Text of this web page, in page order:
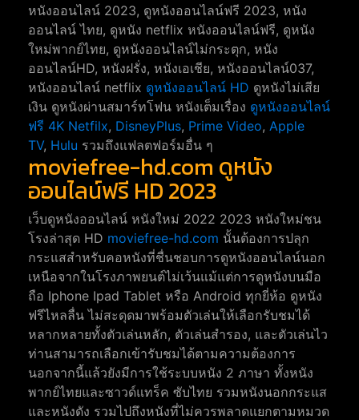
หนังออนไลน์ 2023, ดูหนังออนไลน์ฟรี 2023, หนัง
ออนไลน์ ไทย, ดูหนัง netflix หนังออนไลน์ฟรี, ดูหนัง
ใหม่พากย์ไทย, ดูหนังออนไลน์ไม่กระตุก, หนัง
ออนไลน์HD, หนังฝรั่ง, หนังเอเชีย, หนังออนไลน์037,
หนังออนไลน์ netflix ดูหนังออนไลน์ HD ดูหนังไม่เสีย
เงิน ดูหนังผ่านสมาร์ทโฟน หนังเต็มเรื่อง ดูหนังออนไลน์
ฟรี 4K Netfilx, DisneyPlus, Prime Video, Apple
TV, Hulu รวมถึงแฟลตฟอร์มอื่น ๆ
moviefree-hd.com ดูหนัง
ออนไลน์ฟรี HD 2023
เว็บดูหนังออนไลน์ หนังใหม่ 2022 2023 หนังใหม่ชน
โรงล่าสุด HD moviefree-hd.com นั้นต้องการปลุก
กระแสสำหรับคอหนังที่ชื่นชอบการดูหนังออนไลน์นอก
เหนือจากในโรงภาพยนต์ไม่เว้นแม้แต่การดูหนังบนมือ
ถือ Iphone Ipad Tablet หรือ Android ทุกยี่ห้อ ดูหนัง
ฟรีไหลลื่น ไม่สะดุดมาพร้อมตัวเล่นให้เลือกรับชมได้
หลากหลายทั้งตัวเล่นหลัก, ตัวเล่นสำรอง, และตัวเล่นไว
ท่านสามารถเลือกเข้ารับชมได้ตามความต้องการ
นอกจากนี้แล้วยังมีการใช้ระบบหนัง 2 ภาษา ทั้งหนัง
พากย์ไทยและซาวด์แทร็ค ซับไทย รวมหนังนอกกระแส
และหนังดัง รวมไปถึงหนังที่ไม่ควรพลาดแยกตามหมวด